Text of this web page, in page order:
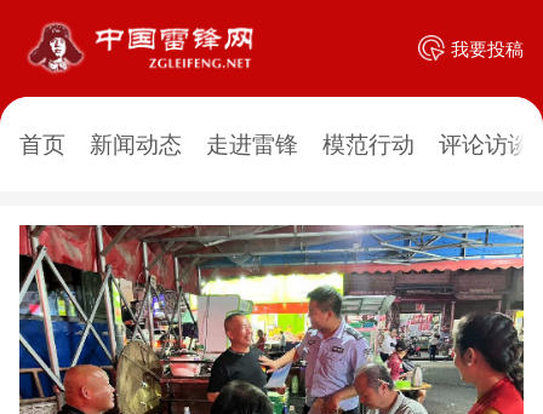
我要投稿
首页 新闻动态 走进雷锋 模范行动 评论访谈